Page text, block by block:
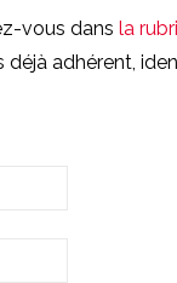
vous dans la
déjà adhérent,